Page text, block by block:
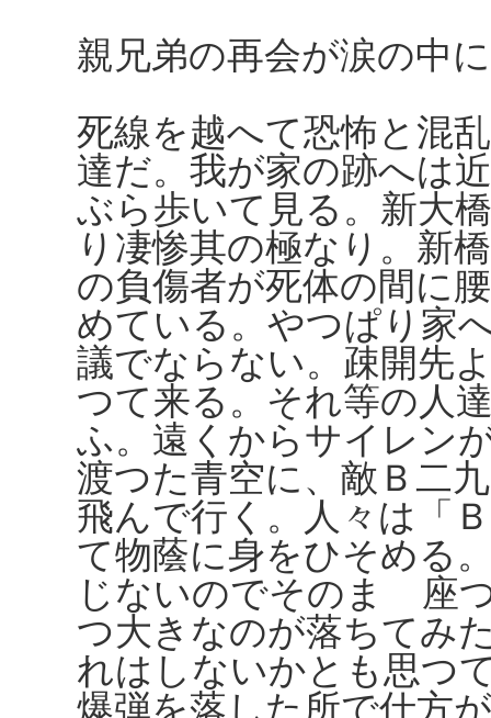
親兄弟の再会が涙の中
死線を越へて恐怖と混
達だ。我が家の跡へは
ぶら歩いて見る。新大
り凄惨其の極なり。新
の負傷者が死体の間に
めている。やつぱり家
議でならない。疎開先
つて来る。それ等の人
ふ。遠くからサイレン
渡つた青空に、敵Ｂ二
飛んで行く。人々は「
て物蔭に身をひそめる
じないのでそのまゝ座
つ大きなのが落ちてみ
れはしないかとも思つ
爆弾を落した所で仕方